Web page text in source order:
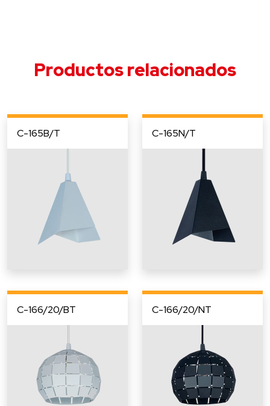
Productos relacionados
C-165B/T C-165N/T
C-166/20/BT C-166/20/NT